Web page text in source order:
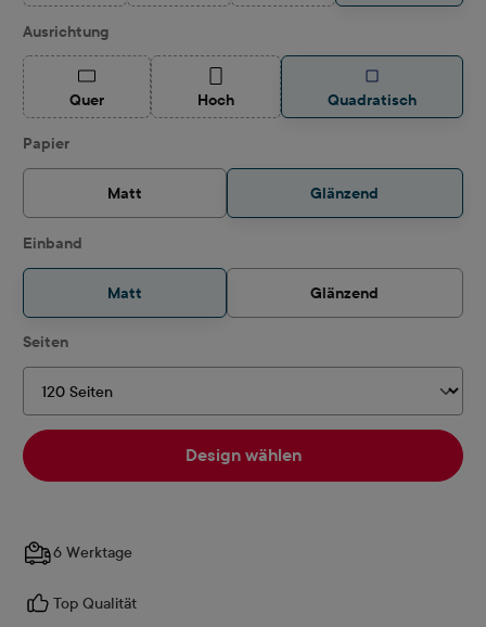
Ausrichtungauswählen
Quer(Diese Option ist zurzeit nicht verfügbar.)
Hoch(Diese Option ist zurzeit nicht verfügbar.)
Quadratisch
Papierauswählen
Matt Glänzend
Einband
Matt Glänzend
Seitenauswählen
Design wählen
6 Werktage
Top Qualität